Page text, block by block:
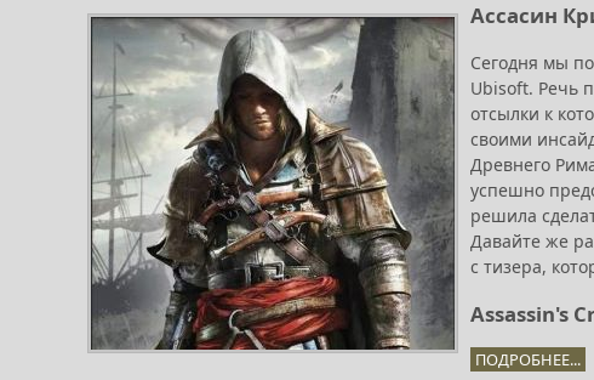
Ассасин
Сегодня мы
Ubisoft. Речь
отсылки к
своими
Древнего
успешно
решила
Давайте же
с тизера,
Assassin's
ПОДРОБНЕЕ...